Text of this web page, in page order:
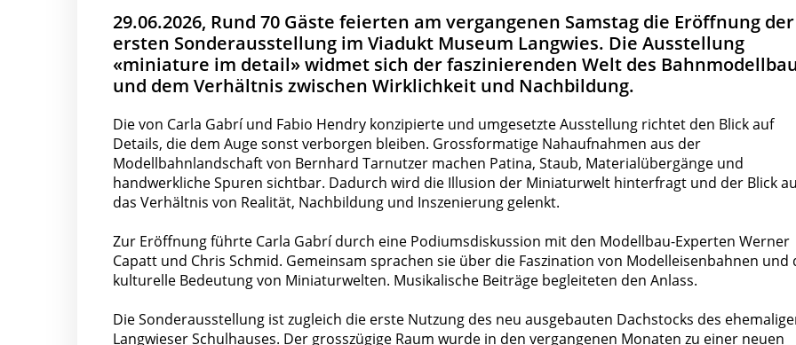
29.06.2026, Rund 70 Gäste feierten am vergangenen Samstag die Eröffnung der
ersten Sonderausstellung im Viadukt Museum Langwies. Die Ausstellung
«miniature im detail» widmet sich der faszinierenden Welt des
und dem Verhältnis zwischen Wirklichkeit und Nachbildung.
Die von Carla Gabrí und Fabio Hendry konzipierte und umgesetzte Ausstellung richtet den Blick auf
Details, die dem Auge sonst verborgen bleiben. Grossformatige Nahaufnahmen aus der
Modellbahnlandschaft von Bernhard Tarnutzer machen Patina, Staub, Materialübergänge und
handwerkliche Spuren sichtbar. Dadurch wird die Illusion der Miniaturwelt hinterfragt und der Blick
das Verhältnis von Realität, Nachbildung und Inszenierung gelenkt.
Zur Eröffnung führte Carla Gabrí durch eine Podiumsdiskussion mit den Modellbau-Experten Werner
Capatt und Chris Schmid. Gemeinsam sprachen sie über die Faszination von Modelleisenbahnen und
kulturelle Bedeutung von Miniaturwelten. Musikalische Beiträge begleiteten den Anlass.
Die Sonderausstellung ist zugleich die erste Nutzung des neu ausgebauten Dachstocks des
Langwieser Schulhauses. Der grosszügige Raum wurde in den vergangenen Monaten zu einer neuen